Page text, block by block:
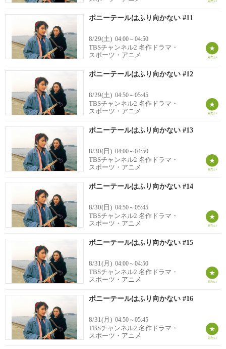
ポニーテールはふり向かない #11
8/29(土) 04:00～04:50
TBSチャンネル2 名作ドラマ・
スポーツ・アニメ
ポニーテールはふり向かない #12
8/29(土) 04:50～05:45
TBSチャンネル2 名作ドラマ・
スポーツ・アニメ
ポニーテールはふり向かない #13
8/30(日) 04:00～04:50
TBSチャンネル2 名作ドラマ・
スポーツ・アニメ
ポニーテールはふり向かない #14
8/30(日) 04:50～05:45
TBSチャンネル2 名作ドラマ・
スポーツ・アニメ
ポニーテールはふり向かない #15
8/31(月) 04:00～04:50
TBSチャンネル2 名作ドラマ・
スポーツ・アニメ
ポニーテールはふり向かない #16
8/31(月) 04:50～05:45
TBSチャンネル2 名作ドラマ・
スポーツ・アニメ